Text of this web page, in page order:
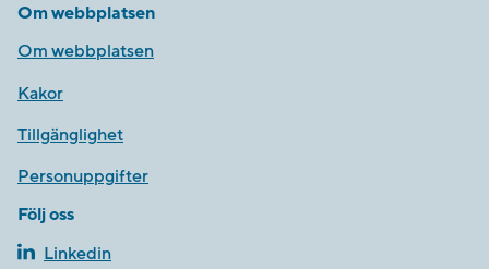
Om webbplatsen
Om webbplatsen
Kakor
Tillgänglighet
Personuppgifter
Följ oss
Linkedin